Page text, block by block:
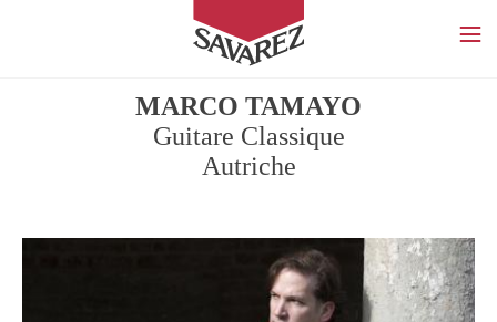
SAVAREZ
MARCO TAMAYO
Guitare Classique
Autriche